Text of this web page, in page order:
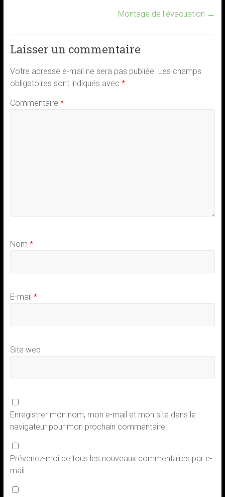
Montage de l’évacuation →
Laisser un commentaire
Votre adresse e-mail ne sera pas publiée. Les champs
obligatoires sont indiqués avec *
Commentaire *
Nom *
E-mail *
Site web
Enregistrer mon nom, mon e-mail et mon site dans le
navigateur pour mon prochain commentaire.
Prévenez-moi de tous les nouveaux commentaires par e-
mail.